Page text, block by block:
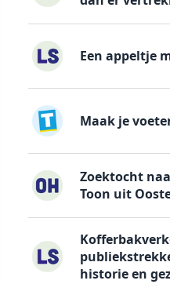
Een appeltje
Maak je
Zoektocht
Toon uit
historie en